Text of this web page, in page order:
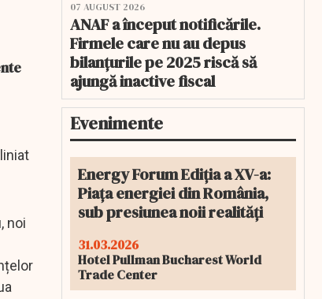
noi
07 AUGUST 2026
ANAF a început notificările.
Firmele care nu au depus
bilanțurile pe 2025 riscă să
ajungă inactive fiscal
Evenimente
Energy Forum Ediția a XV-a:
Piața energiei din România,
sub presiunea noii realități
31.03.2026
Hotel Pullman Bucharest World
Trade Center